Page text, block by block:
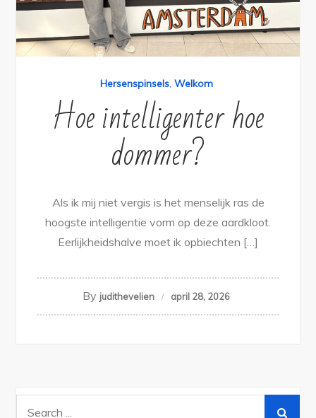
Hersenspinsels, Welkom
Hoe intelligenter hoe
dommer?
Als ik mij niet vergis is het menselijk ras de
hoogste intelligentie vorm op deze aardkloot.
Eerlijkheidshalve moet ik opbiechten […]
By judithevelien april 28, 2026